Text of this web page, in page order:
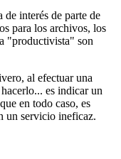
interés de parte de
para los archivos, los
"productivista" son
al efectuar una
es indicar un
en todo caso, es
un servicio ineficaz.